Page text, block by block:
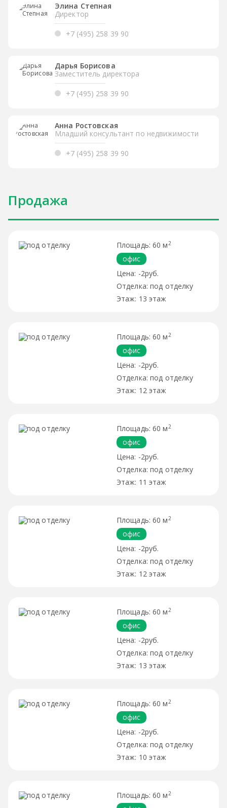
Элина Степная
Директор
+7 (495) 258 39 90
Дарья Борисова
Заместитель директора
+7 (495) 258 39 90
Анна Ростовская
Младший консультант по недвижимости
+7 (495) 258 39 90
Продажа
60 м 2
офис
-2руб.
под отделку
13 этаж
60 м 2
офис
-2руб.
под отделку
12 этаж
60 м 2
офис
-2руб.
под отделку
11 этаж
60 м 2
офис
-2руб.
под отделку
12 этаж
60 м 2
офис
-2руб.
под отделку
13 этаж
60 м 2
офис
-2руб.
под отделку
10 этаж
60 м 2